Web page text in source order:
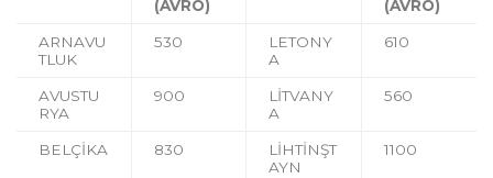
(AVRO) (AVRO)
ARNAVU
TLUK
530
LETONY
A
610
AVUSTU
RYA
900
LİTVANY
A
560
BELÇİKA 830
LİHTİNŞT
AYN
1100